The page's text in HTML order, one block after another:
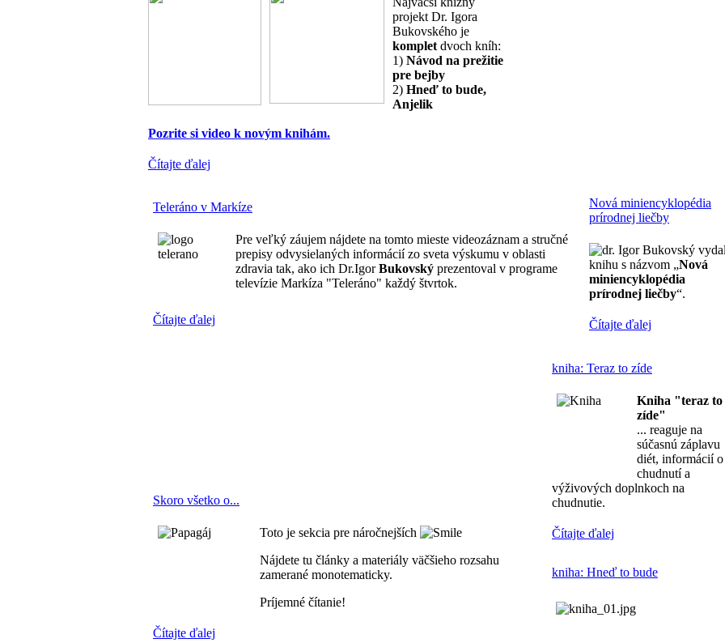
projekt Dr. Igora
Bukovského je
komplet dvoch kníh:
1) Návod na prežitie
pre bejby
2) Hneď to bude,
Anjelik
Pozrite si video k novým knihám.
Čítajte ďalej
Teleráno v Markíze
Pre veľký záujem nájdete na tomto mieste videozáznam a stručné
prepisy odvysielaných informácií zo sveta výskumu v oblasti
zdravia tak, ako ich Dr.IgorBukovský prezentoval v programe
televízie Markíza "Teleráno" každý štvrtok.
Čítajte ďalej
Nová miniencyklopédia
prírodnej liečby
dr. Igor Bukovský vydal
knihu s názvom „Nová
miniencyklopédia
prírodnej liečby“.
Čítajte ďalej
Skoro všetko o...
Toto je sekcia pre náročnejších
Nájdete tu články a materiály väčšieho rozsahu
zamerané monotematicky.
Príjemné čítanie!
Čítajte ďalej
kniha: Teraz to zíde
Kniha "teraz to
zíde"
... reaguje na
súčasnú záplavu
diét, informácií o
chudnutí a
výživových doplnkoch na
chudnutie.
Čítajte ďalej
kniha: Hneď to bude